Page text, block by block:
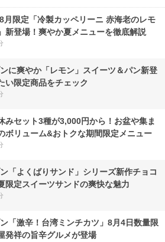
月限定「冷製カッペリーニ 赤海老のレモ
新登場！爽やか夏メニューを徹底解説
に爽やか「レモン」スイーツ＆パン新登
い限定商品をチェック
みセット3種が3,000円から！お盆や集ま
ボリューム&おトクな期間限定メニュー
「よくばりサンド」シリーズ新作チョコ
限定スイーツサンドの爽快な魅力
「激辛！台湾ミンチカツ」8月4日数量限
発祥の旨辛グルメが登場